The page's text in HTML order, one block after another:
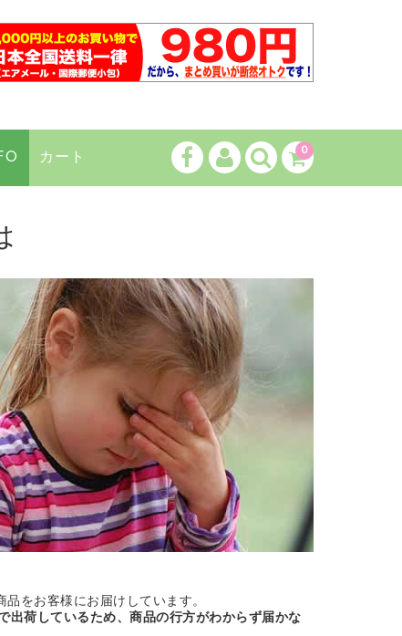
0
(カゴの商品数:0種類、合計数:0)
カート
をお客様にお届けしています。
出荷しているため、商品の行方がわからず届かな